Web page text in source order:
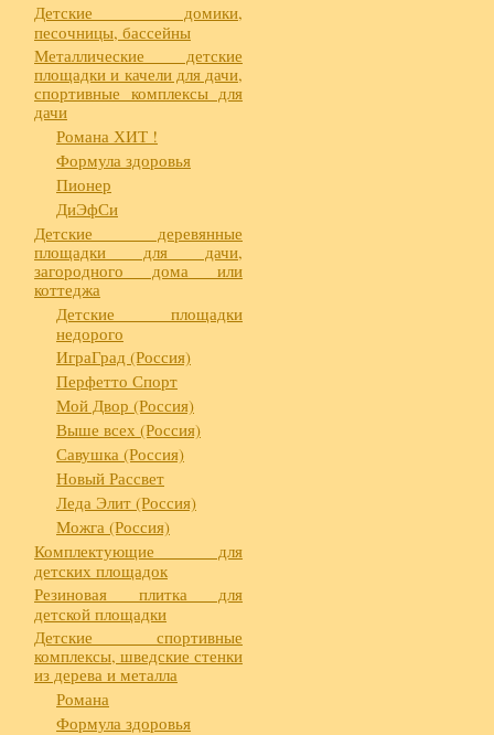
Детские домики,
песочницы, бассейны
Металлические детские
площадки и качели для дачи,
спортивные комплексы для
дачи
Романа ХИТ !
Формула здоровья
Пионер
ДиЭфСи
Детские деревянные
площадки для дачи,
загородного дома или
коттеджа
Детские площадки
недорого
ИграГрад (Россия)
Перфетто Спорт
Мой Двор (Россия)
Выше всех (Россия)
Савушка (Россия)
Новый Рассвет
Леда Элит (Россия)
Можга (Россия)
Комплектующие для
детских площадок
Резиновая плитка для
детской площадки
Детские спортивные
комплексы, шведские стенки
из дерева и металла
Романа
Формула здоровья